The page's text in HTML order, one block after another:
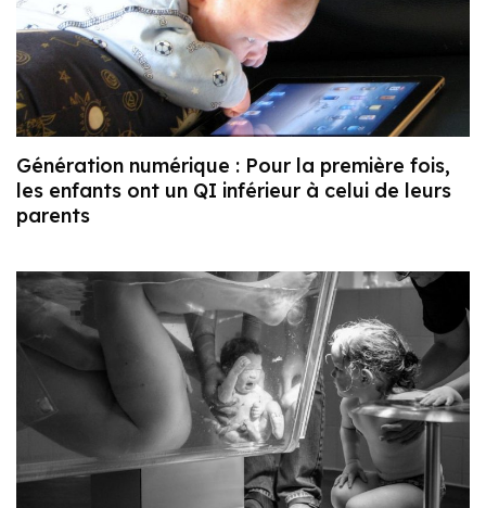
Génération numérique : Pour la première fois,
les enfants ont un QI inférieur à celui de leurs
parents